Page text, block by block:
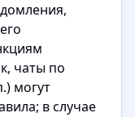
чаты по
могут
в случае